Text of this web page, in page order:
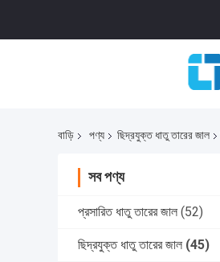
বাড়ি পণ্য ছিদ্রযুক্ত ধাতু তারের জাল
সব পণ্য
প্রসারিত ধাতু তারের জাল (52)
ছিদ্রযুক্ত ধাতু তারের জাল (45)